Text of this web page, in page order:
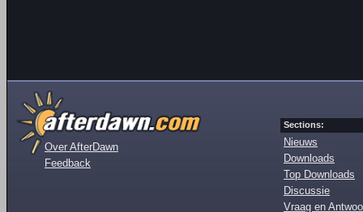
Over AfterDawn
Feedback
Sections:
Nieuws
Downloads
Top Downloads
Discussie
Vraag en